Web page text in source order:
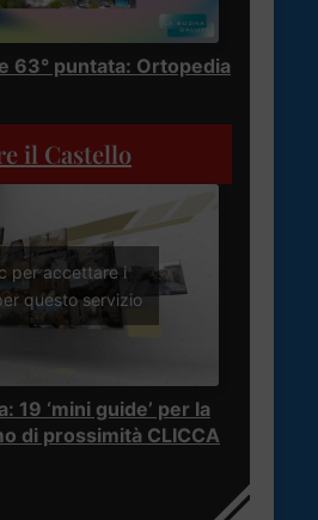
63° puntata: Ortopedia
il Castello
per accettare i
questo servizio
19 ‘mini guide’ per la
di prossimità CLICCA